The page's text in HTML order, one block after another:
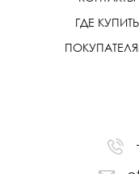
ГДЕ КУПИТЬ